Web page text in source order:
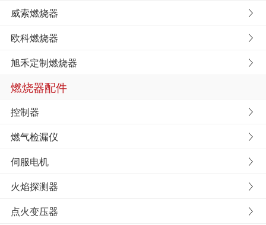
威索燃烧器
欧科燃烧器
旭禾定制燃烧器
燃烧器配件
控制器
燃气检漏仪
伺服电机
火焰探测器
点火变压器